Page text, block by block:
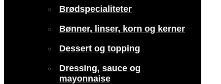
Brødspecialiteter
Bønner, linser, korn og kerner
Dessert og topping
Dressing, sauce og
mayonnaise